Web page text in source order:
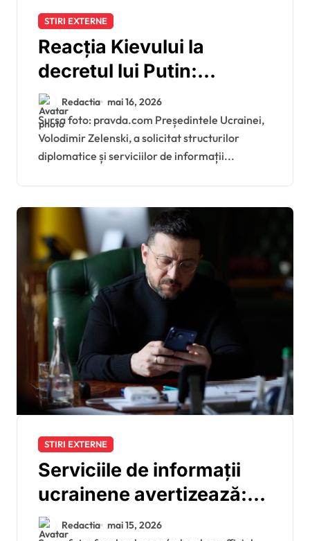
STIRI EXTERNE
Reacția Kievului la
decretul lui Putin:
Volodimir Zelenski cere o
strategie comună cu
Republica Moldova în
dosarul Transnistriei
Redactia mai 16, 2026
Sursa foto: pravda.com Președintele Ucrainei,
Volodimir Zelenski, a solicitat structurilor
diplomatice și serviciilor de informații...
STIRI EXTERNE
Serviciile de informații
ucrainene avertizează:
Rusia pregătește atacuri
Redactia mai 15, 2026